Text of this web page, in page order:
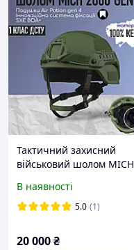
Тактичний захисний
військовий шолом MICH
балістичний кевларовий
В наявності
5.0 (1)
20 000₴